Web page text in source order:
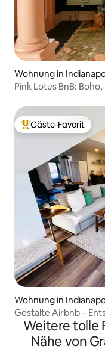
Wohnung in
Pink Lotus BnB:
Beliebter Gäste-
Gäste-Favorit
Wohnung in
Gestalte Airbnb –
Weitere tolle
Nähe von